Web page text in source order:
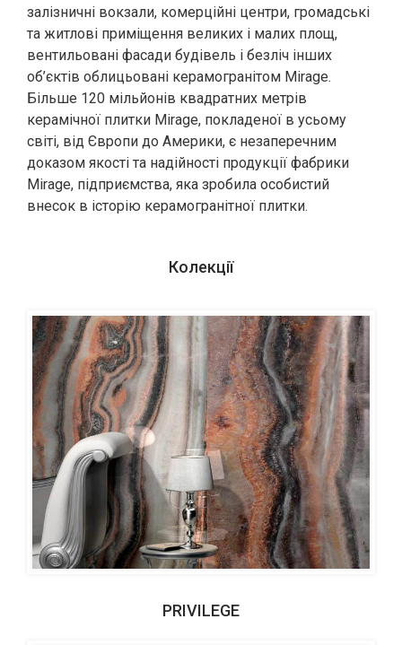
залізничні вокзали, комерційні центри, громадські
та житлові приміщення великих і малих площ,
вентильовані фасади будівель і безліч інших
об’єктів облицьовані керамогранітом Mirage.
Більше 120 мільйонів квадратних метрів
керамічної плитки Mirage, покладеної в усьому
світі, від Європи до Америки, є незаперечним
доказом якості та надійності продукції фабрики
Mirage, підприємства, яка зробила особистий
внесок в історію керамогранітної плитки.
Колекції
PRIVILEGE